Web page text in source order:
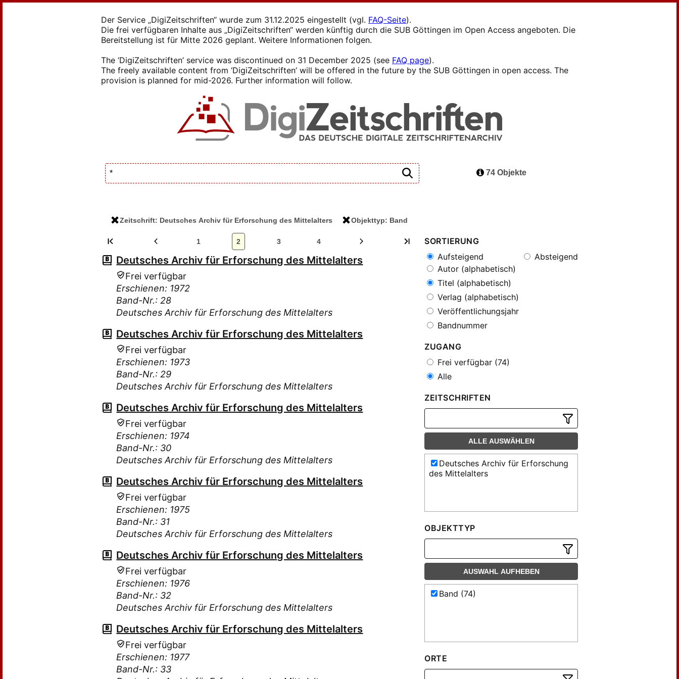
Der Service „DigiZeitschriften“ wurde zum 31.12.2025 eingestellt (vgl. FAQ-Seite).
Die frei verfügbaren Inhalte aus „DigiZeitschriften“ werden künftig durch die SUB Göttingen im Open Access angeboten. Die
Bereitstellung ist für Mitte 2026 geplant. Weitere Informationen folgen.
The ‘DigiZeitschriften’ service was discontinued on 31 December 2025 (see FAQ page).
The freely available content from ‘DigiZeitschriften’ will be offered in the future by the SUB Göttingen in open access. The
provision is planned for mid-2026. Further information will follow.
Zeitschrift: Deutsches Archiv für Erforschung des Mittelalters Objekttyp: Band
74 Objekte
1 2 3 4
Deutsches Archiv für Erforschung des Mittelalters
Frei verfügbar
Erschienen: 1972
Band-Nr.: 28
Deutsches Archiv für Erforschung des Mittelalters
Deutsches Archiv für Erforschung des Mittelalters
Frei verfügbar
Erschienen: 1973
Band-Nr.: 29
Deutsches Archiv für Erforschung des Mittelalters
Deutsches Archiv für Erforschung des Mittelalters
Frei verfügbar
Erschienen: 1974
Band-Nr.: 30
Deutsches Archiv für Erforschung des Mittelalters
Deutsches Archiv für Erforschung des Mittelalters
Frei verfügbar
Erschienen: 1975
Band-Nr.: 31
Deutsches Archiv für Erforschung des Mittelalters
Deutsches Archiv für Erforschung des Mittelalters
Frei verfügbar
Erschienen: 1976
Band-Nr.: 32
Deutsches Archiv für Erforschung des Mittelalters
Deutsches Archiv für Erforschung des Mittelalters
Frei verfügbar
Erschienen: 1977
Band-Nr.: 33
SORTIERUNG
Aufsteigend
Absteigend
Autor (alphabetisch)
Titel (alphabetisch)
Verlag (alphabetisch)
Veröffentlichungsjahr
Bandnummer
ZUGANG
Frei verfügbar (74)
Alle
ZEITSCHRIFTEN
ALLE AUSWÄHLEN
Deutsches Archiv für Erforschung
des Mittelalters
OBJEKTTYP
AUSWAHL AUFHEBEN
Band (74)
ORTE